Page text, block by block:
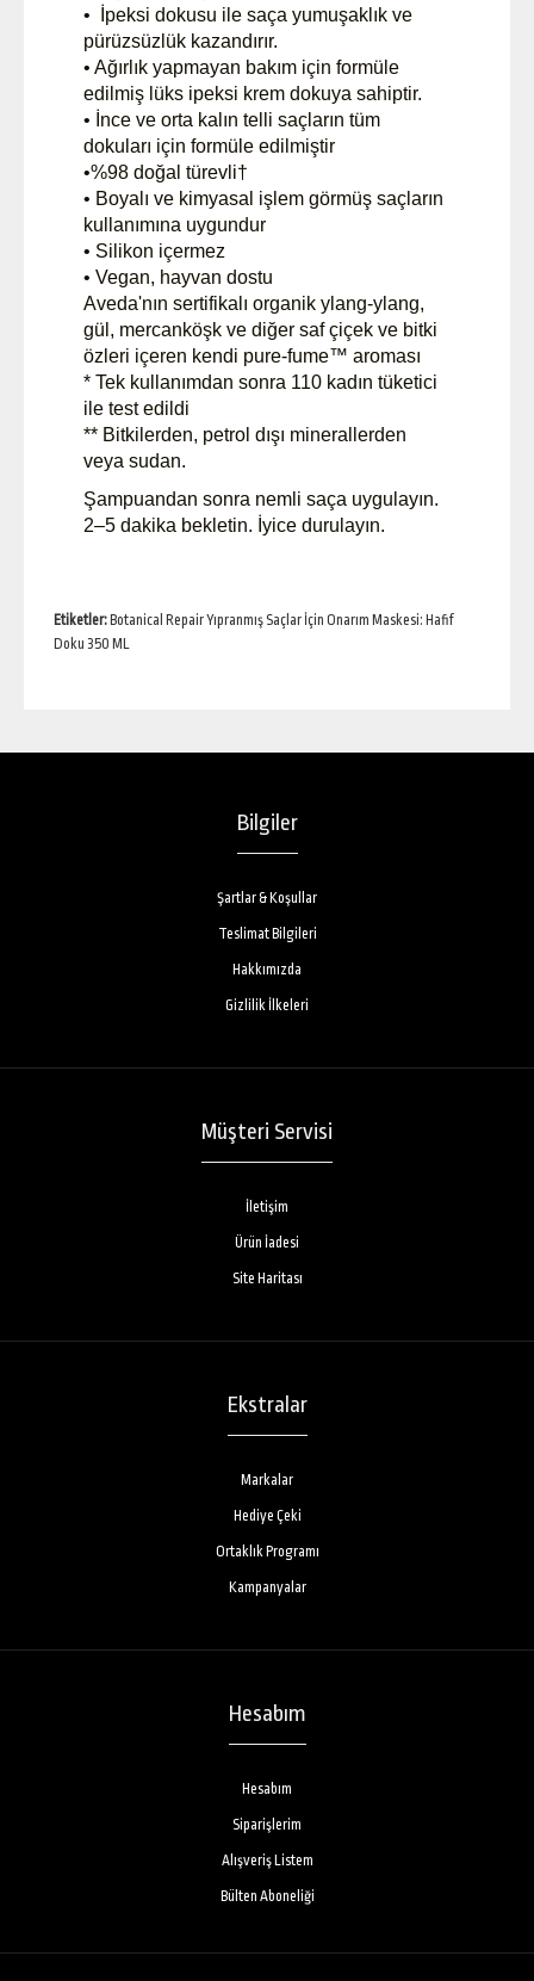
• İpeksi dokusu ile saça yumuşaklık ve
pürüzsüzlük kazandırır.
• Ağırlık yapmayan bakım için formüle
edilmiş lüks ipeksi krem dokuya sahiptir.
• İnce ve orta kalın telli saçların tüm
dokuları için formüle edilmiştir
•%98 doğal türevli†
• Boyalı ve kimyasal işlem görmüş saçların
kullanımına uygundur
• Silikon içermez
• Vegan, hayvan dostu
Aveda'nın sertifikalı organik ylang-ylang,
gül, mercanköşk ve diğer saf çiçek ve bitki
özleri içeren kendi pure-fume™ aroması
* Tek kullanımdan sonra 110 kadın tüketici
ile test edildi
** Bitkilerden, petrol dışı minerallerden
veya sudan.
Şampuandan sonra nemli saça uygulayın.
2–5 dakika bekletin. İyice durulayın.
Etiketler: Botanical Repair Yıpranmış Saçlar İçin Onarım Maskesi: Hafif
Doku 350 ML
Bilgiler
Şartlar & Koşullar
Teslimat Bilgileri
Hakkımızda
Gizlilik İlkeleri
Müşteri Servisi
İletişim
Ürün İadesi
Site Haritası
Ekstralar
Markalar
Hediye Çeki
Ortaklık Programı
Kampanyalar
Hesabım
Hesabım
Siparişlerim
Alışveriş Listem
Bülten Aboneliği